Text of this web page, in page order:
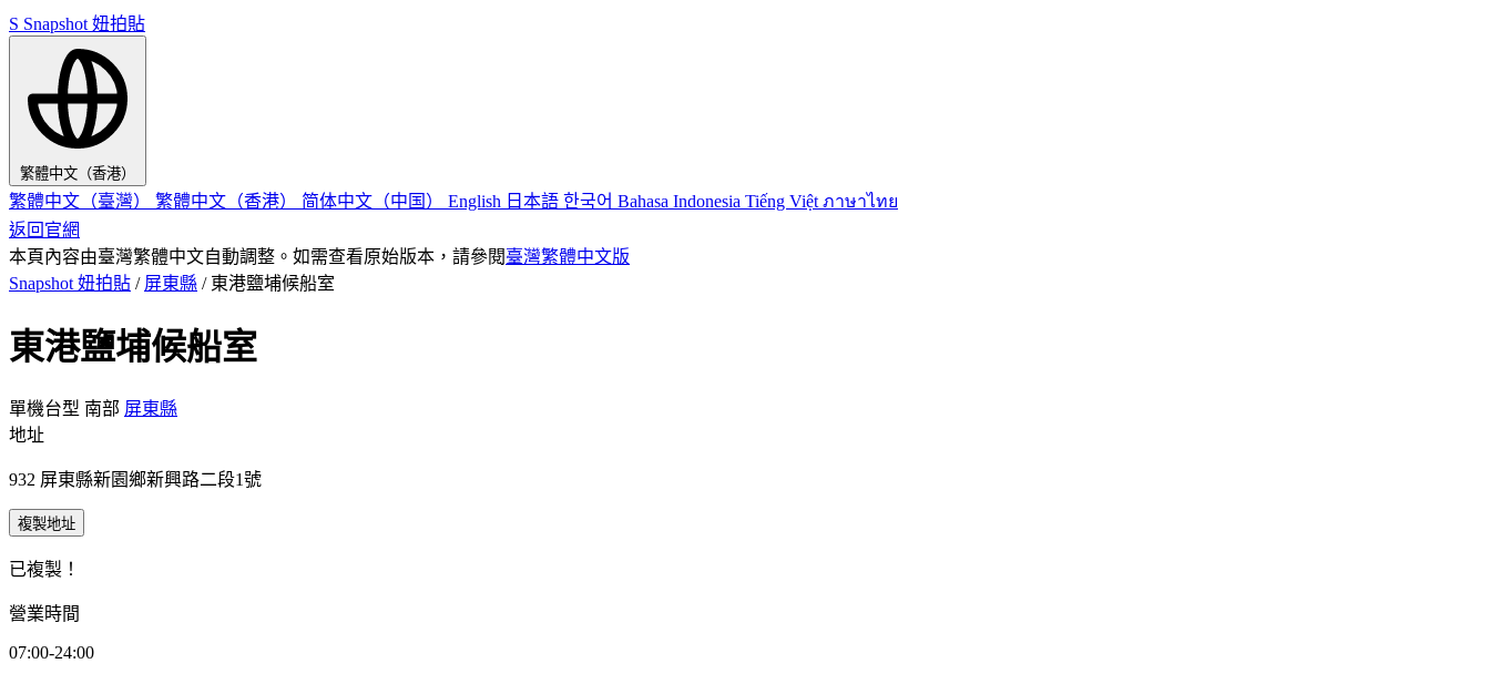
S Snapshot 妞拍貼
繁體中文（香港）
繁體中文（臺灣） 繁體中文（香港） 简体中文（中国） English 日本語 한국어 Bahasa Indonesia Tiếng Việt ภาษาไทย
返回官網
本頁內容由臺灣繁體中文自動調整。如需查看原始版本，請參閱臺灣繁體中文版
Snapshot 妞拍貼 / 屏東縣 / 東港鹽埔候船室
東港鹽埔候船室
單機台型 南部 屏東縣
地址
932 屏東縣新園鄉新興路二段1號
複製地址
已複製！
營業時間
07:00-24:00